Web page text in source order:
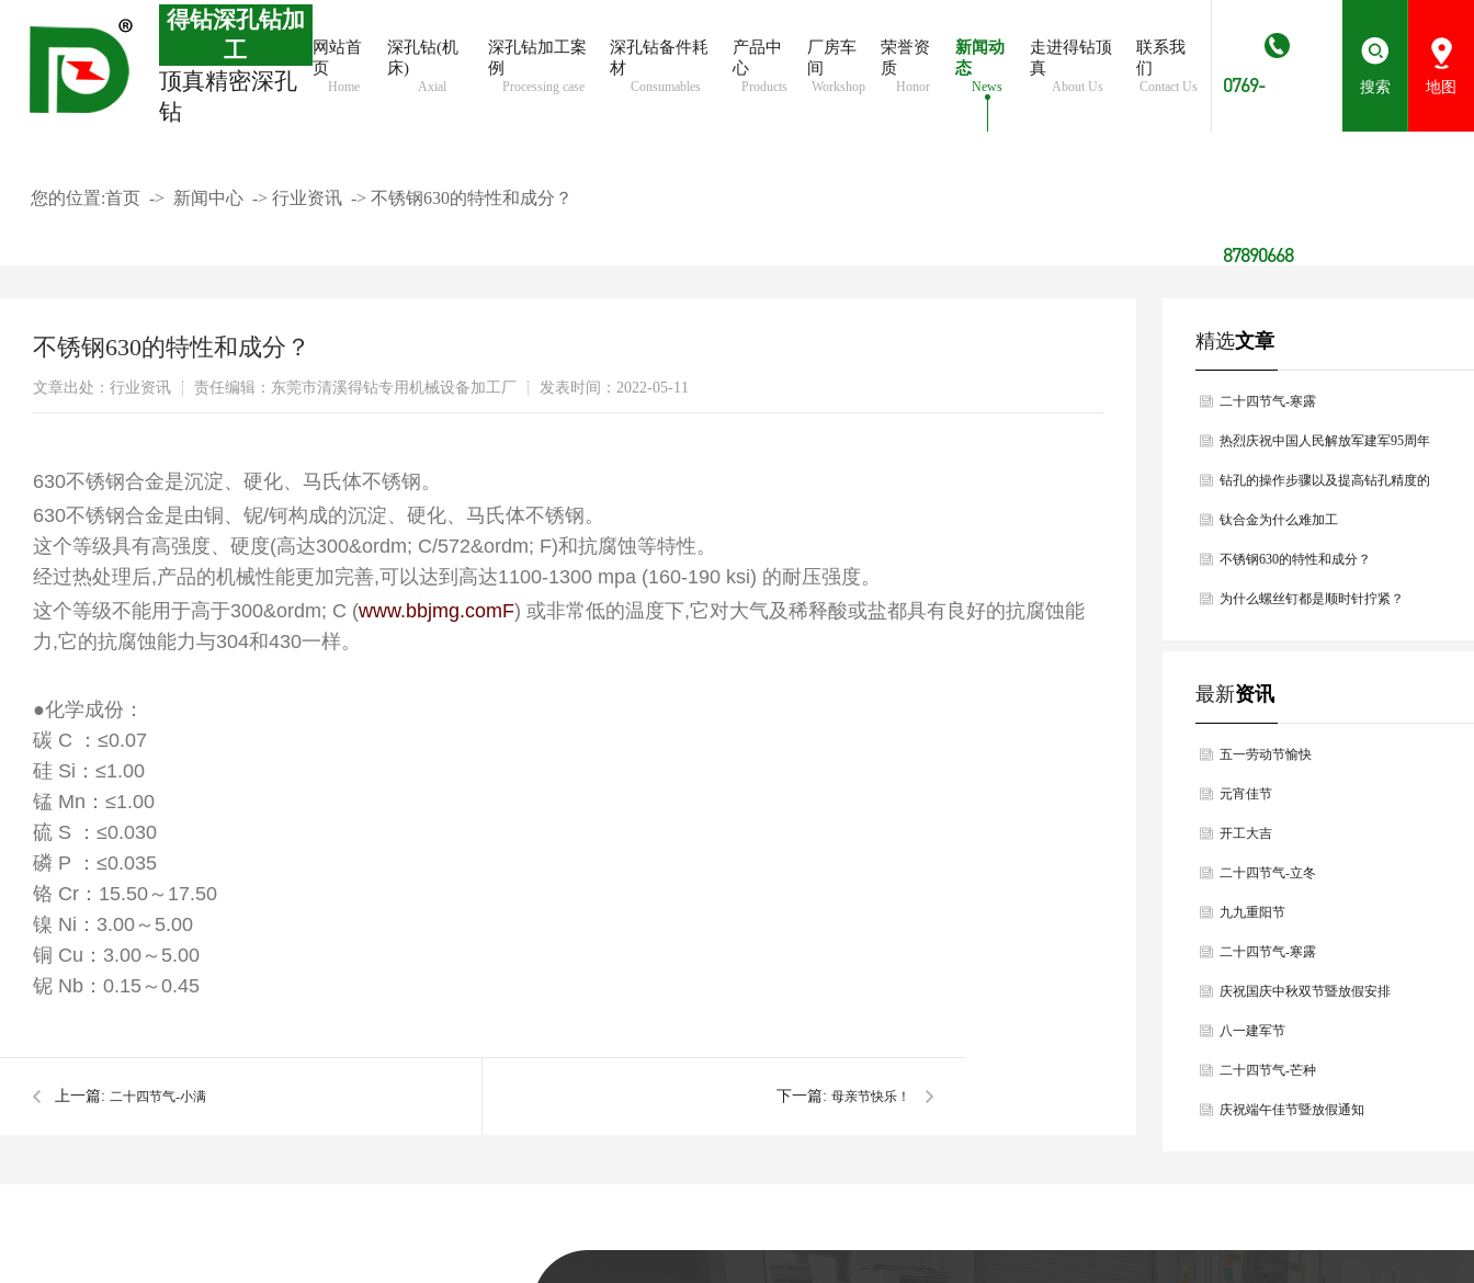
得钻深孔钻加
工
顶真精密深孔
钻
网站首
页
Home
深孔钻(机
床)
Axial
深孔钻加工案
例
Processing case
深孔钻备件耗
材
Consumables
产品中
心
Products
厂房车
间
Workshop
荣誉资
质
Honor
新闻动
态
News
走进得钻顶
真
About Us
联系我
们
Contact Us 0769-
87890668
搜索 地图
您的位置:首页 -> 新闻中心 -> 行业资讯 -> 不锈钢630的特性和成分？
不锈钢630的特性和成分？
文章出处：行业资讯 责任编辑：东莞市清溪得钻专用机械设备加工厂 发表时间：2022-05-11
630不锈钢合金是沉淀、硬化、马氏体不锈钢。
630不锈钢合金是由铜、铌/钶构成的沉淀、硬化、马氏体不锈钢。
这个等级具有高强度、硬度(高达300&ordm; C/572&ordm; F)和抗腐蚀等特性。
经过热处理后,产品的机械性能更加完善,可以达到高达1100-1300 mpa (160-190 ksi) 的耐压强度。
这个等级不能用于高于300&ordm; C (www.bbjmg.comF) 或非常低的温度下,它对大气及稀释酸或盐都具有良好的抗腐蚀能
力,它的抗腐蚀能力与304和430一样。
●化学成份：
碳 C ：≤0.07
硅 Si：≤1.00
锰 Mn：≤1.00
硫 S ：≤0.030
磷 P ：≤0.035
铬 Cr：15.50～17.50
镍 Ni：3.00～5.00
铜 Cu：3.00～5.00
铌 Nb：0.15～0.45
上一篇: 二十四节气-小满 下一篇: 母亲节快乐！
精选文章
二十四节气-寒露
热烈庆祝中国人民解放军建军95周年
钻孔的操作步骤以及提高钻孔精度的
方法总结！
钛合金为什么难加工
不锈钢630的特性和成分？
为什么螺丝钉都是顺时针拧紧？
最新资讯
五一劳动节愉快
元宵佳节
开工大吉
二十四节气-立冬
九九重阳节
二十四节气-寒露
庆祝国庆中秋双节暨放假安排
八一建军节
二十四节气-芒种
庆祝端午佳节暨放假通知